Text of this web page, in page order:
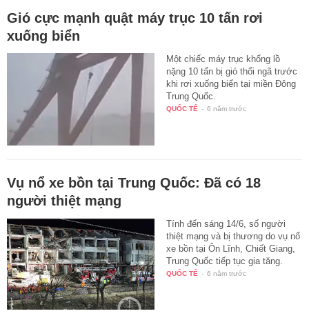
Gió cực mạnh quật máy trục 10 tấn rơi
xuống biển
Một chiếc máy trục khổng lồ
nặng 10 tấn bị gió thổi ngã trước
khi rơi xuống biển tại miền Đông
Trung Quốc.
QUỐC TẾ - 6 năm trước
Vụ nổ xe bồn tại Trung Quốc: Đã có 18
người thiệt mạng
Tính đến sáng 14/6, số người
thiệt mạng và bị thương do vụ nổ
xe bồn tại Ôn Lĩnh, Chiết Giang,
Trung Quốc tiếp tục gia tăng.
QUỐC TẾ - 6 năm trước